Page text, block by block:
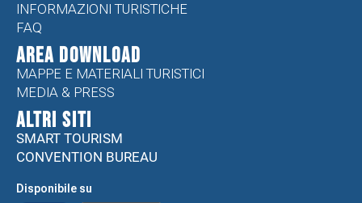
INFORMAZIONI TURISTICHE
FAQ
Area Download
MAPPE E MATERIALI TURISTICI
MEDIA & PRESS
ALTRI SITI
SMART TOURISM
CONVENTION BUREAU
Disponibile su